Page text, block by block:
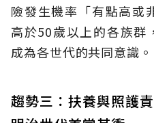
險發生機率「有點高或
高於50歲以上的各族群
成為各世代的共同意識。
趨勢三：扶養與照護